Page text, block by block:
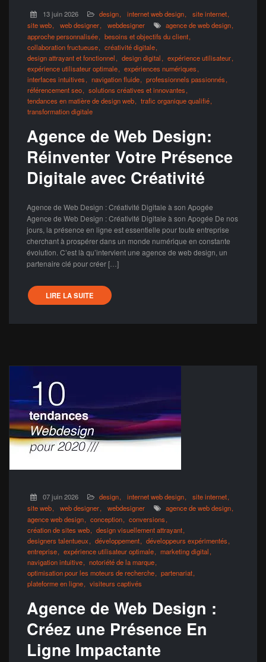
13 juin 2026 design internet web design
site internet
site web
web designer webdesigner
agence de web design
approche personnalisée
besoins et objectifs du client
collaboration fructueuse
créativité digitale
design attrayant et fonctionnel
design digital
expérience utilisateur
expérience utilisateur optimale
expériences numériques
interfaces intuitives
navigation fluide
professionnels passionnés
référencement seo
solutions créatives et innovantes
tendances en matière de design web
trafic organique qualifié
transformation digitale
Agence de Web Design:
Réinventer Votre Présence
Digitale avec Créativité
Agence de Web Design : Créativité Digitale à son Apogée
Agence de Web Design : Créativité Digitale à son Apogée De nos
jours, la présence en ligne est essentielle pour toute entreprise
cherchant à prospérer dans un monde numérique en constante
évolution. C’est là qu’intervient une agence de web design, un
partenaire clé pour créer […]
LIRE LA SUITE
07 juin 2026 design internet web design
site internet
site web
web designer webdesigner
agence de web design
agence web design
conception
conversions
création de sites web
design visuellement attrayant
designers talentueux
développement
développeurs expérimentés
entreprise
expérience utilisateur optimale
marketing digital
navigation intuitive
notoriété de la marque
optimisation pour les moteurs de recherche
partenariat
plateforme en ligne
visiteurs captivés
Agence de Web Design :
Créez une Présence En
Ligne Impactante